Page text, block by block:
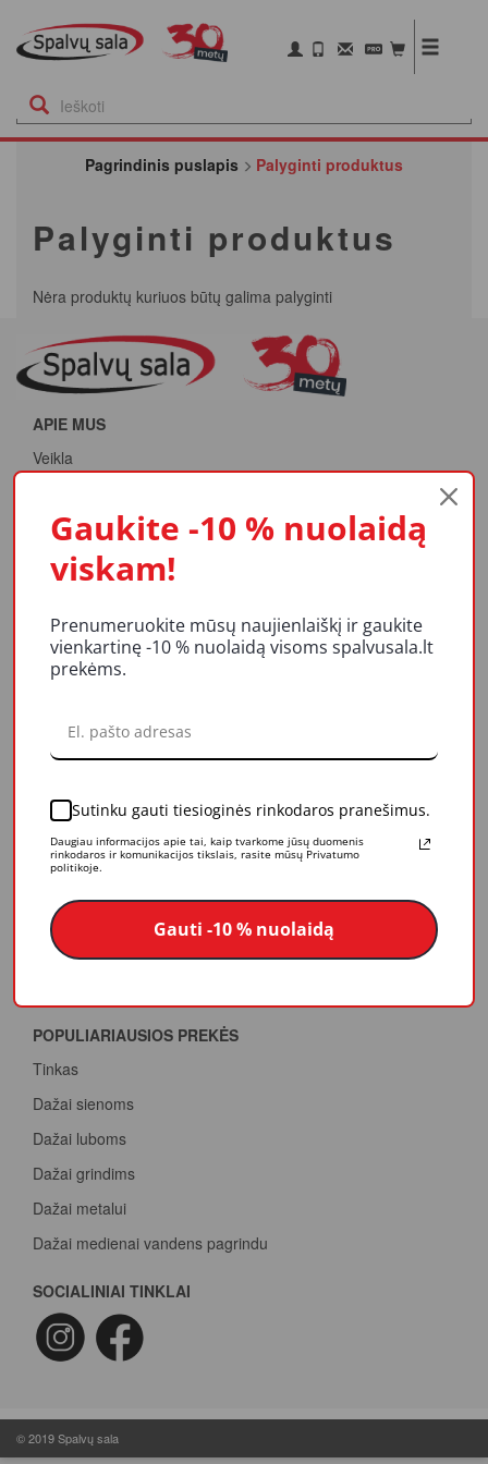
Pagrindinis puslapis Palyginti produktus
Palyginti produktus
Nėra produktų kuriuos būtų galima palyginti
APIE MUS
Veikla
Apdovanojimai
PASLAUGOS
Konsultacijos
Dažų spalvinimas
Dažų tonavimas internetu
Tinklaraštis
Prekių pristatymas
Garantija ir prekių grąžinimas
Privatumo politika
POPULIARIAUSIOS PREKĖS
Tinkas
Dažai sienoms
Dažai luboms
Dažai grindims
Dažai metalui
Dažai medienai vandens pagrindu
Dažai betonui
Dažymo voleliai
Epoksidinė danga
Butilinė juosta
SOCIALINIAI TINKLAI
© 2019 Spalvų sala
Gaukite -10 % nuolaidą
viskam!
Prenumeruokite mūsų naujienlaiškį ir gaukite
vienkartinę -10 % nuolaidą visoms spalvusala.lt
prekėms.
Sutinku gauti tiesioginės rinkodaros pranešimus.
Daugiau informacijos apie tai, kaip tvarkome jūsų duomenis
rinkodaros ir komunikacijos tikslais, rasite mūsų Privatumo
politikoje.
Gauti -10 % nuolaidą